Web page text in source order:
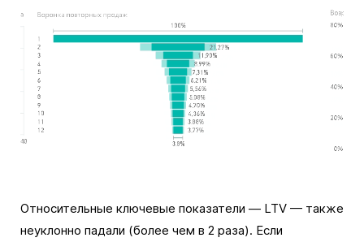
Относительные ключевые показатели — LTV — также
неуклонно падали (более чем в 2 раза). Если